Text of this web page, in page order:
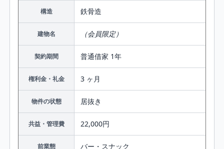
構造 鉄⾻造
建物名 （会員限定）
契約期間 普通借家 1年
権利金・礼金 3 ヶ月
物件の状態 居抜き
共益・管理費 22,000円
前業態 バー・スナック